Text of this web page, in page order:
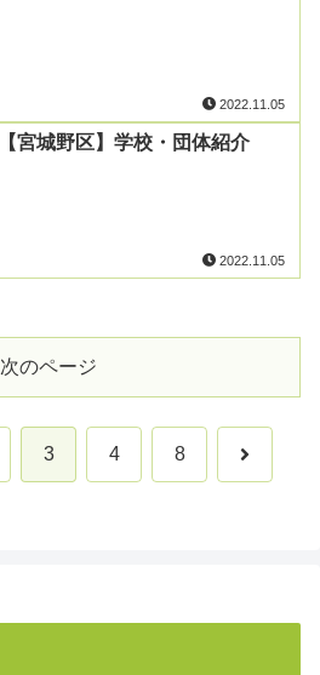
2022.11.05
【宮城野区】学校・団体紹介
2022.11.05
次のページ
3 4 8 次